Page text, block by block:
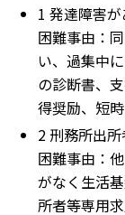
1 発達障害
困難事由：
い、過集中
の診断書、
得奨励、短
2 刑務所出
困難事由：
がなく生活
所者等専用